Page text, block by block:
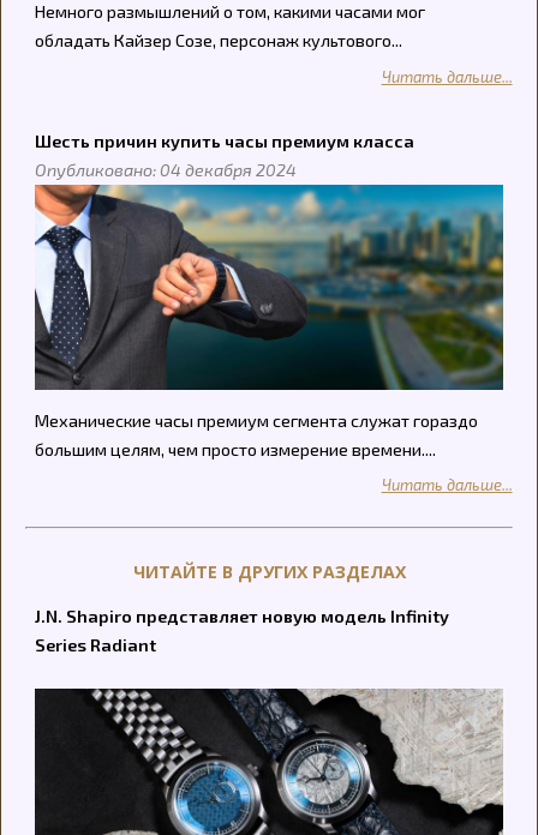
Немного размышлений о том, какими часами мог
обладать Кайзер Созе, персонаж культового...
Читать дальше...
Шесть причин купить часы премиум класса
Опубликовано: 04 декабря 2024
Механические часы премиум сегмента служат гораздо
большим целям, чем просто измерение времени....
Читать дальше...
ЧИТАЙТЕ В ДРУГИХ РАЗДЕЛАХ
J.N. Shapiro представляет новую модель Infinity
Series Radiant